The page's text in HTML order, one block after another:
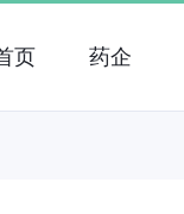
页 药企